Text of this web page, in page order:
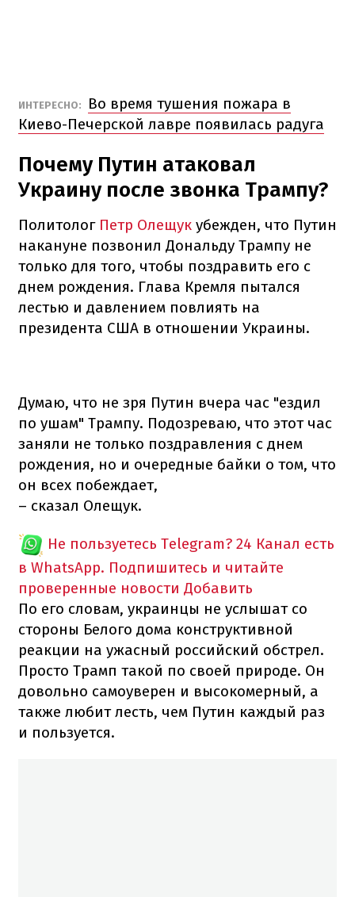
ИНТЕРЕСНО:
Во время тушения пожара в
Киево-Печерской лавре появилась радуга
Почему Путин атаковал
Украину после звонка Трампу?
Политолог Петр Олещук убежден, что Путин
накануне позвонил Дональду Трампу не
только для того, чтобы поздравить его с
днем рождения. Глава Кремля пытался
лестью и давлением повлиять на
президента США в отношении Украины.
Думаю, что не зря Путин вчера час "ездил
по ушам" Трампу. Подозреваю, что этот час
заняли не только поздравления с днем
рождения, но и очередные байки о том, что
он всех побеждает,
– сказал Олещук.
Не пользуетесь Telegram? 24 Канал есть
в WhatsApp. Подпишитесь и читайте
проверенные новости Добавить
По его словам, украинцы не услышат со
стороны Белого дома конструктивной
реакции на ужасный российский обстрел.
Просто Трамп такой по своей природе. Он
довольно самоуверен и высокомерный, а
также любит лесть, чем Путин каждый раз
и пользуется.